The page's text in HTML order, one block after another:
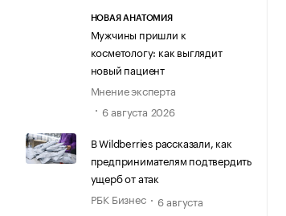
НОВАЯ АНАТОМИЯ
Мужчины пришли к
косметологу: как выглядит
новый пациент
Мнение эксперта
6 августа 2026
В Wildberries рассказали, как
предпринимателям подтвердить
ущерб от атак
РБК Бизнес
6 августа